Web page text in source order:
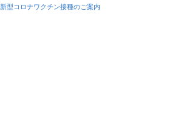
新型コロナワクチン接種のご案内